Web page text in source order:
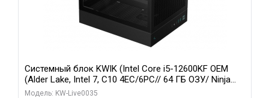
Системный блок KWIK (Intel Core i5-12600KF OEM
(Alder Lake, Intel 7, C10 4EC/6PC// 64 ГБ ОЗУ/ Ninja
Sinotex GTX1650 4GB 128bit GDDR6 DVI DP HDMI 2/
Модель: KW-Live0035